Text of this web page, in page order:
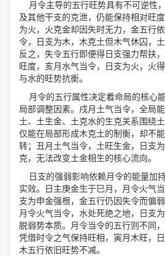
月令主导的五行旺势具有不可逆性
及其他干支的克泄，仍能保持相对旺
为火，火克金却因失时无力，金五行
令，日支为木，木克土但木气休囚，
反之，失令五行即便得日支强力帮扶
旺度，亥月水气当令，日支为火，火
与水的旺势抗衡。
月令的五行属性决定着命局的核心
局部调整因素。戌月土气当令，全局
土、土生金、土克水的生克关系围绕
仅能在局部形成木克土的制衡，却不
转；丑月土气当令，土旺生金，日支
克，无法改变土金相生的核心流向。
日支的强弱影响依赖月令的能量加
实效。日主庚金生于巳月，月令火气
支为申金强根，金五行仍因失令而偏
月令火气当令，水处死绝之地，日支
脱弱势本质。月令当令的五行则不同
凭借时令之气保持旺相，寅月木旺，
木五行依旧旺势不减。